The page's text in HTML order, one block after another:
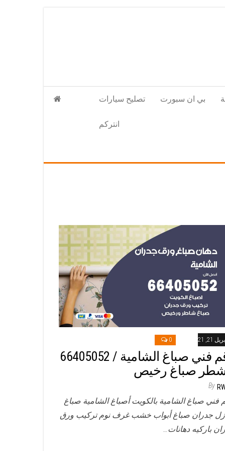
تصليح سيارات بي ان سبورت
انتركم
21, 2021
0
رقم فني صباغ الشامية / 66405052
صباغ رخيص
By
فني صباغ الشامية بالكويت أصباغ الشامية صباغ
جدران صباغ أبواب خشب غرف نوم تركيب ورق
باركيه دهانات…